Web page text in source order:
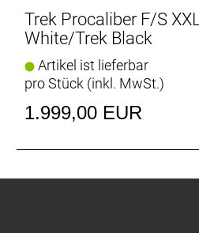
Das Straight Shot-Unterrohr
zusätzliche Steifigkeit, ohne
deine Linie halten und den
problemlos hochfliegen.
Trek Procaliber F/S
White/Trek Black
Artikel ist lieferbar
pro Stück (inkl. MwSt.)
1.999,00 EUR